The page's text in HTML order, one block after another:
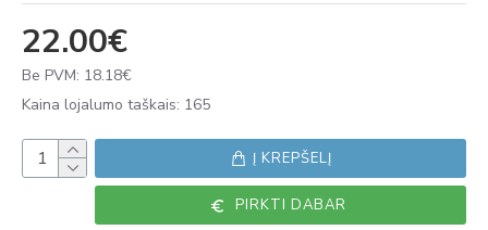
22.00€
Be PVM: 18.18€
Kaina lojalumo taškais: 165
Į KREPŠELĮ
PIRKTI DABAR